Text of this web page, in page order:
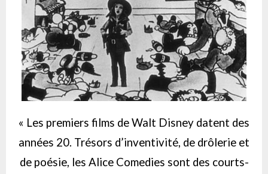
« Les premiers films de Walt Disney datent des
années 20. Trésors d’inventivité, de drôlerie et
de poésie, les Alice Comedies sont des courts-